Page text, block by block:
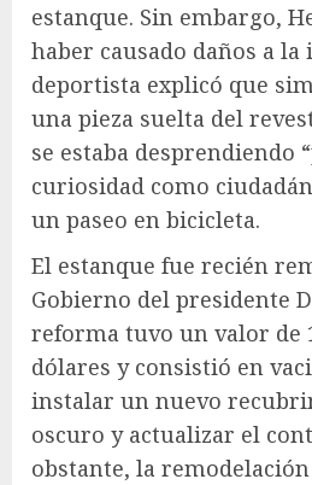
estanque. Sin embargo,
haber causado daños a la
deportista explicó que
una pieza suelta del
se estaba desprendiendo
curiosidad como
un paseo en bicicleta.
El estanque fue recién
Gobierno del presidente
reforma tuvo un valor de
dólares y consistió en
instalar un nuevo
oscuro y actualizar el
obstante, la